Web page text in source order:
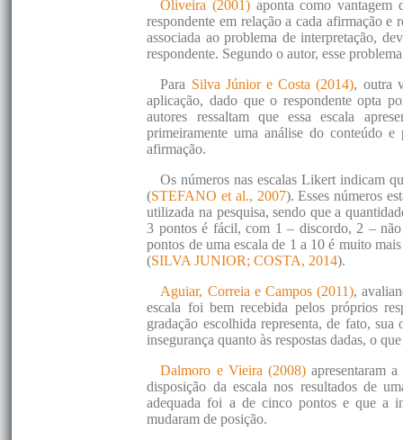
Oliveira (2001) aponta como vantagem
respondente em relação a cada afirmação e
associada ao problema de interpretação,
respondente. Segundo o autor, esse
Para Silva Júnior e Costa (2014), outra
aplicação, dado que o respondente opta
autores ressaltam que essa escala
primeiramente uma análise do conteúdo
afirmação.
Os números nas escalas Likert indicam
(STEFANO et al., 2007). Esses números
utilizada na pesquisa, sendo que a
3 pontos é fácil, com 1 – discordo, 2 –
pontos de uma escala de 1 a 10 é muito
(SILVA JUNIOR; COSTA, 2014).
Aguiar, Correia e Campos (2011),
escala foi bem recebida pelos próprios
gradação escolhida representa, de fato,
insegurança quanto às respostas dadas, o
Dalmoro e Vieira (2008)apresentaram
disposição da escala nos resultados de
adequada foi a de cinco pontos e que a
mudaram de posição.